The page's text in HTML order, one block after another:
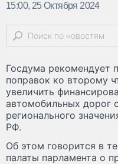
15:00, 25 Октября 2024
Госдума рекомендует
поправок ко второму
увеличить
автомобильных дорог
регионального
РФ.
Об этом говорится в
палаты парламента о